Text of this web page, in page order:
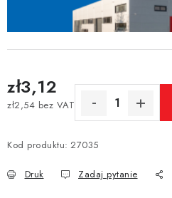
zł3,12
zł2,54 bez VAT
Cena jednostkowa:
Kod produktu: 27035
Druk Zadaj pytanie